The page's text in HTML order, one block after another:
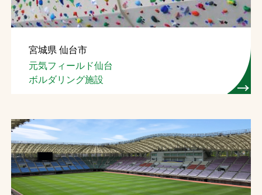
宮城県 仙台市
元気フィールド仙台
ボルダリング施設